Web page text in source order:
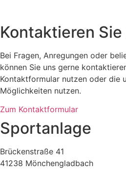
Kontaktieren Sie
Bei Fragen, Anregungen oder
können Sie uns gerne
Kontaktformular nutzen oder die
Möglichkeiten nutzen.
Zum Kontaktformular
Sportanlage
Brückenstraße 41
41238 Mönchengladbach